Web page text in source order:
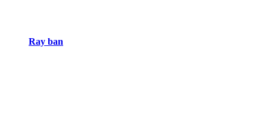
Ray ban